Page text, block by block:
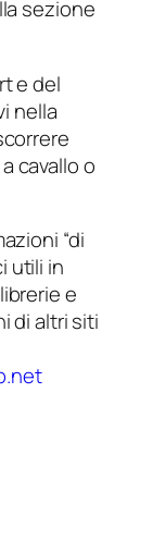
sezione
e del
nella
cavallo o
“di
utili in
e
di altri siti